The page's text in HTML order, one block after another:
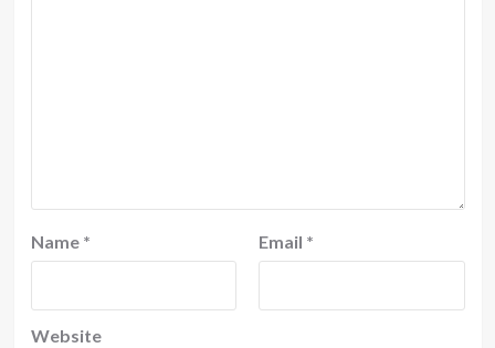
Name * Email *
Website